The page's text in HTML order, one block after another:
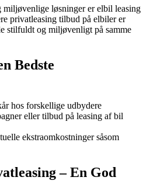
løsninger er elbil leasing
privatleasing tilbud på elbiler er
stilfuldt og miljøvenligt på samme
Bedste
hos forskellige udbydere
eller tilbud på leasing af bil
ekstraomkostninger såsom
– En God